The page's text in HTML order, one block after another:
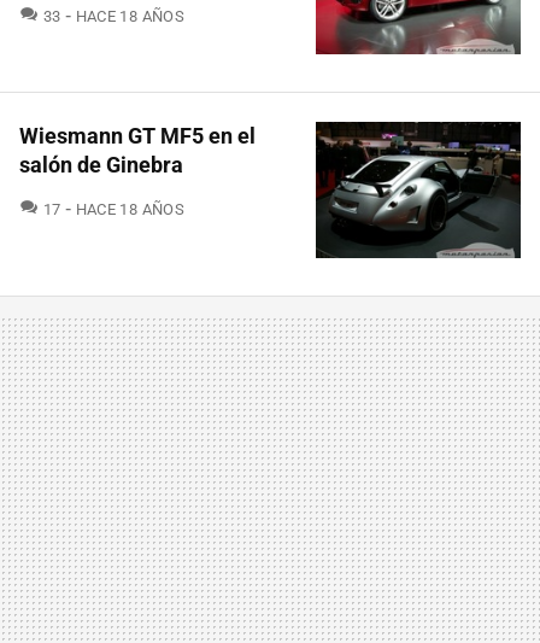
33 COMENTARIOS
HACE 18 AÑOS
Wiesmann GT MF5 en el
salón de Ginebra
17 COMENTARIOS
HACE 18 AÑOS